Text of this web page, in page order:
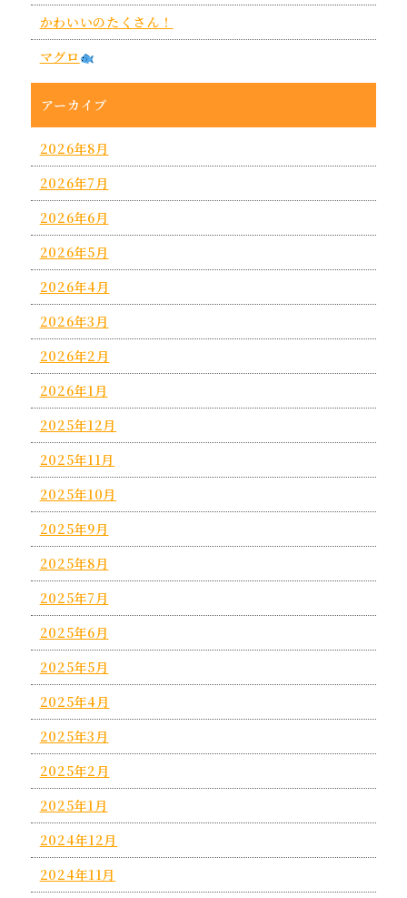
かわいいのたくさん！
マグロ
アーカイブ
2026年8月
2026年7月
2026年6月
2026年5月
2026年4月
2026年3月
2026年2月
2026年1月
2025年12月
2025年11月
2025年10月
2025年9月
2025年8月
2025年7月
2025年6月
2025年5月
2025年4月
2025年3月
2025年2月
2025年1月
2024年12月
2024年11月